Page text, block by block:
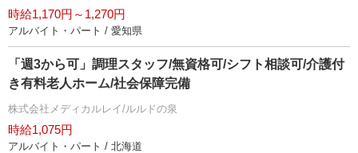
時給1,170円～1,270円
アルバイト・パート / 愛知県
「週3から可」調理スタッフ/無資格可/シフト相談可/介護付
き有料老人ホーム/社会保障完備
株式会社メディカルレイ/ルルドの泉
時給1,075円
アルバイト・パート / 北海道